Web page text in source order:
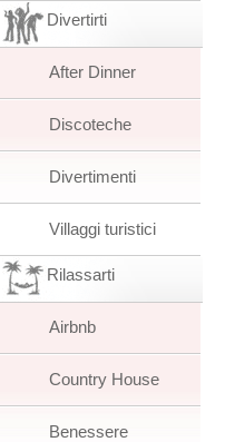
Divertirti
After Dinner
Discoteche
Divertimenti
Villaggi turistici
Rilassarti
Airbnb
Country House
Benessere